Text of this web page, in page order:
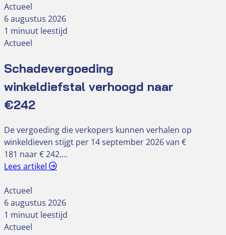
Actueel
6 augustus 2026
1 minuut leestijd
Actueel
Schadevergoeding
winkeldiefstal verhoogd naar
€242
De vergoeding die verkopers kunnen verhalen op
winkeldieven stijgt per 14 september 2026 van €
181 naar € 242….
Lees artikel
Actueel
6 augustus 2026
1 minuut leestijd
Actueel